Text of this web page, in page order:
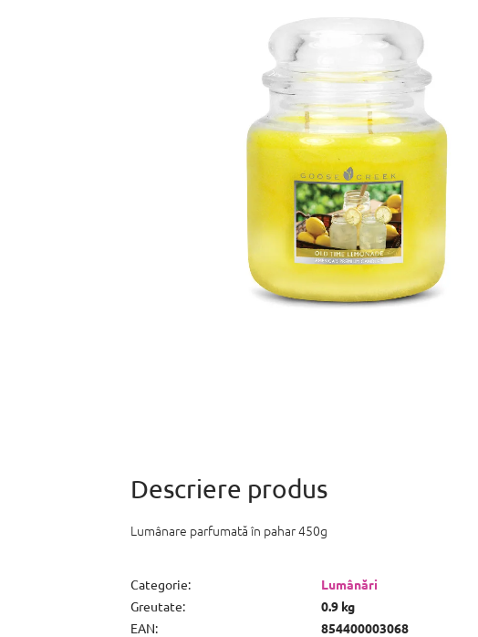
Lumânare parfumată în pahar 450g
Categorie:
Lumânări
Greutate:
0.9 kg
EAN:
854400003068